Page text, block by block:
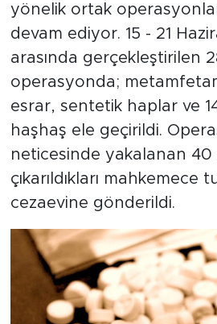
yönelik ortak
devam ediyor. 15 - 21
arasında gerçekleştirilen
operasyonda;
esrar, sentetik haplar ve
haşhaş ele geçirildi.
neticesinde yakalanan 40
çıkarıldıkları mahkemece
cezaevine gönderildi.